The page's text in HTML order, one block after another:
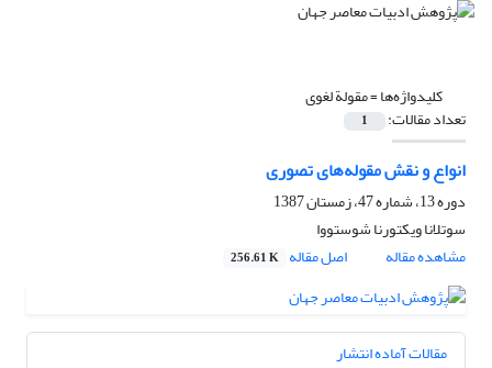
کلیدواژه‌ها =مقولة لغوی
تعداد مقالات: 1
انواع و نقش مقوله‌های تصوری
دوره 13، شماره 47، زمستان 1387
سوتلانا ویکتورنا شوستووا
مشاهده مقاله
اصل مقاله 256.61 K
مقالات آماده انتشار